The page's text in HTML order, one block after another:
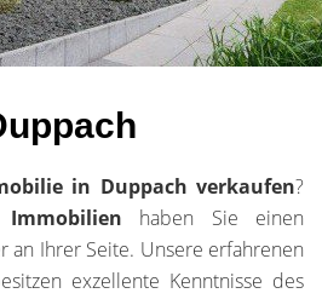
in Duppach verkaufen?
haben Sie einen
an Ihrer Seite. Unsere erfahrenen
exzellente Kenntnisse des